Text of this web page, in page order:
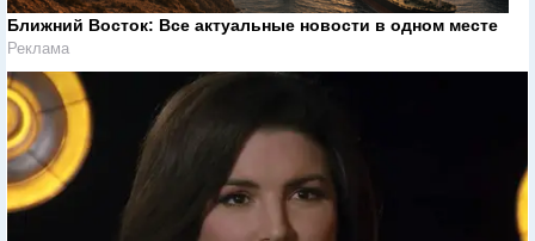
Ближний Восток: Все актуальные новости в одном месте
Реклама